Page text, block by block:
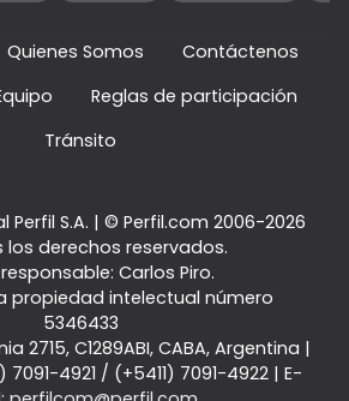
Quienes Somos
Contáctenos
Reglas de participación
Tránsito
Perfil S.A. | © Perfil.com 2006-2026
los derechos reservados.
Carlos Piro.
propiedad intelectual número
5346433
2715, C1289ABI, CABA, Argentina |
7091-4921 / (+5411) 7091-4922| E-